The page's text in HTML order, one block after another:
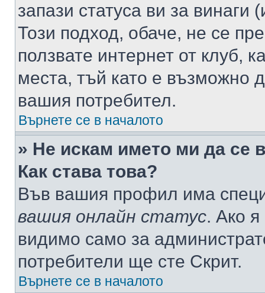
запази статуса ви за винаги
Този подход, обаче, не се
ползвате интернет от клуб,
места, тъй като е възможно
вашия потребител.
Върнете се в началото
» Не искам името ми да се
Как става това?
Във вашия профил има
вашия онлайн статус. Ако
видимо само за
потребители ще сте Скрит.
Върнете се в началото